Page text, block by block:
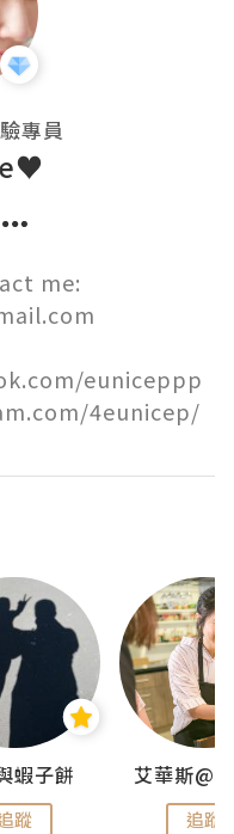
專員
me:
euniceppp
4eunicep/
蝦子餅
蹤 追蹤